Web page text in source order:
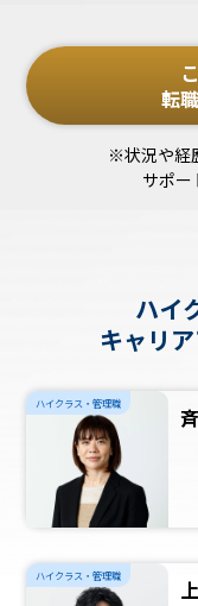
転
※状況や経
サポー
ハイ
キャリ
ハイクラス・管理職
ハイクラス・管理職